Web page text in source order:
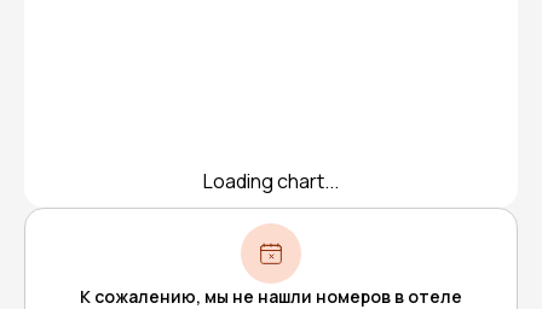
Loading chart...
К сожалению, мы не нашли номеров в отеле